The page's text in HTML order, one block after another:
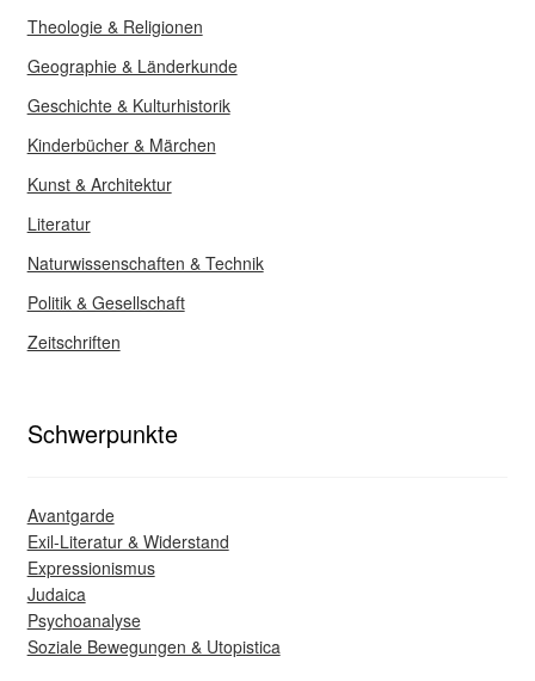
Theologie & Religionen
Geographie & Länderkunde
Geschichte & Kulturhistorik
Kinderbücher & Märchen
Kunst & Architektur
Literatur
Naturwissenschaften & Technik
Politik & Gesellschaft
Zeitschriften
Schwerpunkte
Avantgarde
Exil-Literatur & Widerstand
Expressionismus
Judaica
Psychoanalyse
Soziale Bewegungen & Utopistica